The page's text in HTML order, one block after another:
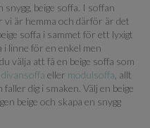
snygg, beige soffa. I soffan
är hemma och därför är det
soffa i sammet för ett lyxigt
linne för en enkel men
välja att få en beige soffa som
divansoffa eller modulsoffa , allt
dig i smaken. Välj en beige
beige och skapa en snygg